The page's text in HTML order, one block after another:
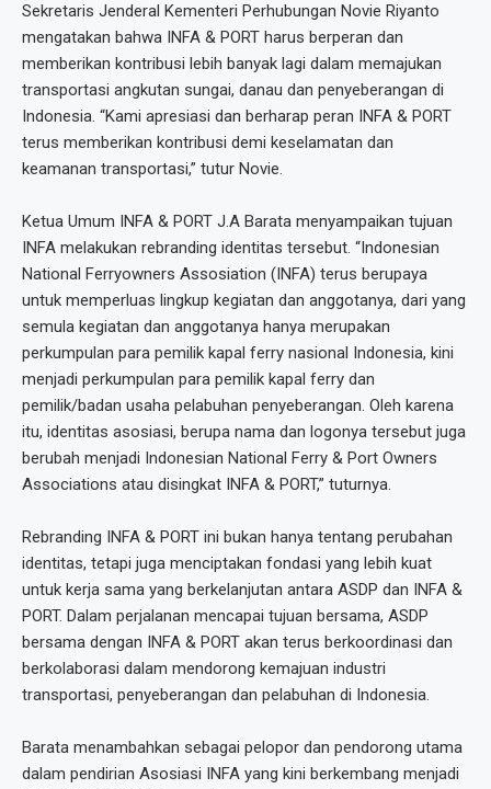
Sekretaris Jenderal Kementeri Perhubungan Novie Riyanto
mengatakan bahwa INFA & PORT harus berperan dan
memberikan kontribusi lebih banyak lagi dalam memajukan
transportasi angkutan sungai, danau dan penyeberangan di
Indonesia. “Kami apresiasi dan berharap peran INFA & PORT
terus memberikan kontribusi demi keselamatan dan
keamanan transportasi,” tutur Novie.
Ketua Umum INFA & PORT J.A Barata menyampaikan tujuan
INFA melakukan rebranding identitas tersebut. “Indonesian
National Ferryowners Assosiation (INFA) terus berupaya
untuk memperluas lingkup kegiatan dan anggotanya, dari yang
semula kegiatan dan anggotanya hanya merupakan
perkumpulan para pemilik kapal ferry nasional Indonesia, kini
menjadi perkumpulan para pemilik kapal ferry dan
pemilik/badan usaha pelabuhan penyeberangan. Oleh karena
itu, identitas asosiasi, berupa nama dan logonya tersebut juga
berubah menjadi Indonesian National Ferry & Port Owners
Associations atau disingkat INFA & PORT,” tuturnya.
Rebranding INFA & PORT ini bukan hanya tentang perubahan
identitas, tetapi juga menciptakan fondasi yang lebih kuat
untuk kerja sama yang berkelanjutan antara ASDP dan INFA &
PORT. Dalam perjalanan mencapai tujuan bersama, ASDP
bersama dengan INFA & PORT akan terus berkoordinasi dan
berkolaborasi dalam mendorong kemajuan industri
transportasi, penyeberangan dan pelabuhan di Indonesia.
Barata menambahkan sebagai pelopor dan pendorong utama
dalam pendirian Asosiasi INFA yang kini berkembang menjadi